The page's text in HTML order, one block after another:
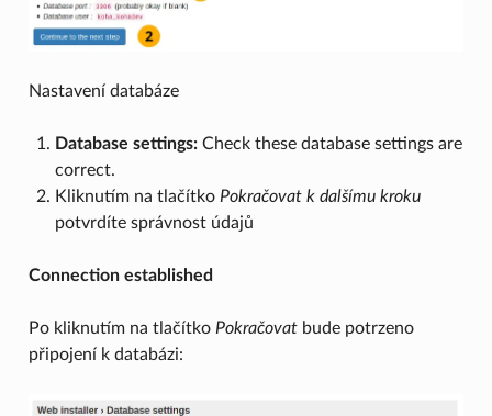
Nastavení databáze
Database settings:Check these database settings are
correct.
Kliknutím na tlačítko Pokračovat k dalšímu kroku
potvrdíte správnost údajů
Connection established
Po kliknutím na tlačítko Pokračovatbude potrzeno
připojení k databázi: